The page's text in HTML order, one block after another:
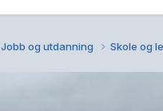
Jobb og utdanning Skole og